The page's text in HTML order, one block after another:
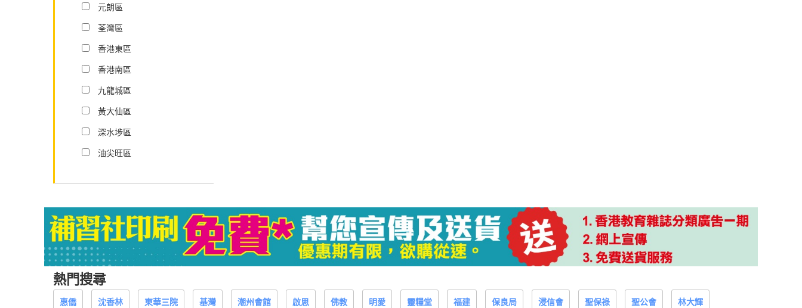
元朗區
荃灣區
香港東區
香港南區
九龍城區
黃大仙區
深水埗區
油尖旺區
熱門搜尋
惠僑 沈香林 東華三院 基灣 潮州會館 啟思 佛教 明愛 靈糧堂 福建 保良局 浸信會 聖保祿 聖公會 林大輝